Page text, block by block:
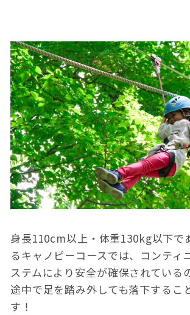
お気に入り 事
このサイトについて 観光資
お問い合わせ
身長110cm以上・体重130kg以下で
るキャノピーコースでは、コンティ
ステムにより安全が確保されている
途中で足を踏み外しても落下するこ
す！